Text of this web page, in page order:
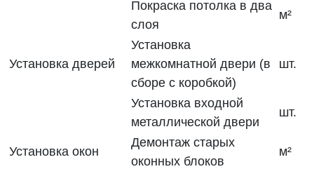
Покраска потолка в два
слоя
м²
Установка дверей
Установка
межкомнатной двери (в
сборе с коробкой)
шт.
Установка входной
металлической двери
шт.
Установка окон
Демонтаж старых
оконных блоков
м²